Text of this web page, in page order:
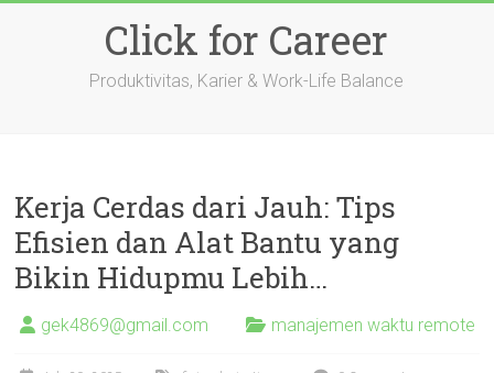
Click for Career
Produktivitas, Karier & Work-Life Balance
Kerja Cerdas dari Jauh: Tips
Efisien dan Alat Bantu yang
Bikin Hidupmu Lebih…
gek4869@gmail.com manajemen waktu remote